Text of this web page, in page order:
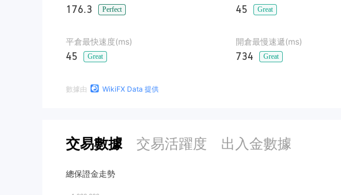
176.3 Perfect 45 Great
平倉最快速度(ms)
45 Great
開倉最慢速遞(ms)
734 Great
數據由 WikiFX Data 提供
交易數據 交易活躍度 出入金數據
總保證金走勢